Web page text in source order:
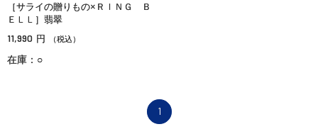
［サライの贈りもの×ＲＩＮＧ Ｂ
ＥＬＬ］翡翠
11,990 円 （税込）
在庫：○
1